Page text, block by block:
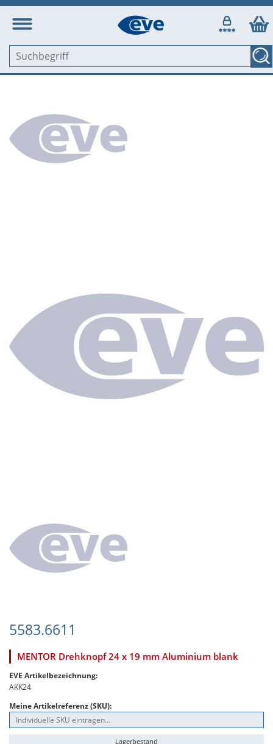
5583.6611
MENTOR Drehknopf 24 x 19 mm Aluminium blank
EVE Artikelbezeichnung:
AKK24
Meine Artikelreferenz (SKU):
Lagerbestand